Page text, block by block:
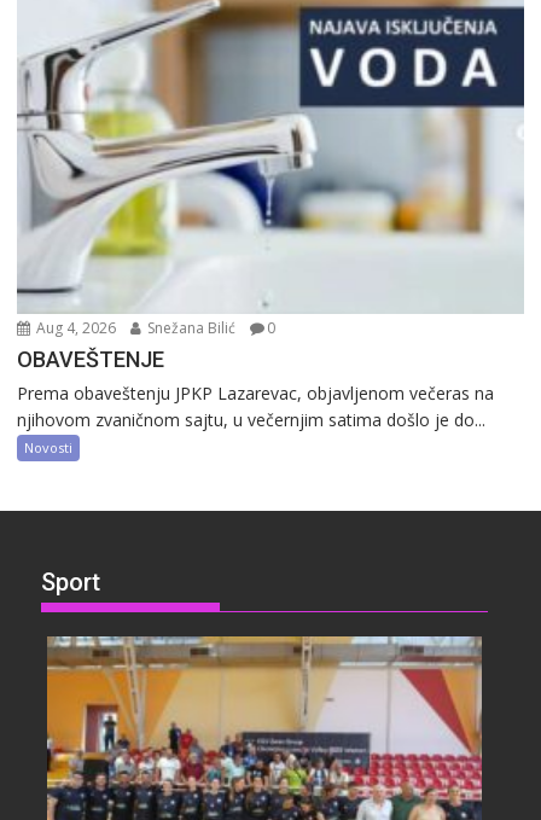
Aug 4, 2026 Snežana Bilić 0
OBAVEŠTENJE
Prema obaveštenju JPKP Lazarevac, objavljenom večeras na
njihovom zvaničnom sajtu, u večernjim satima došlo je do...
Novosti
Sport